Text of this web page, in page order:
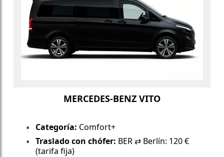
MERCEDES-BENZ VITO
Categoría: Comfort+
Traslado con chófer: BER ⇄ Berlín: 120 €
(tarifa fija)